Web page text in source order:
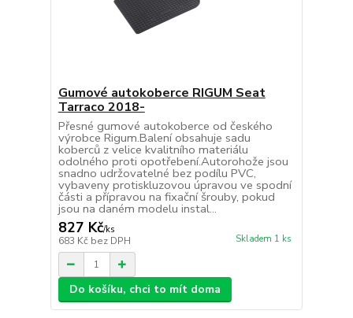
Gumové autokoberce RIGUM Seat
Tarraco 2018-
Přesné gumové autokoberce od českého
výrobce Rigum.Balení obsahuje sadu
koberců z velice kvalitního materiálu
odolného proti opotřebení.Autorohože jsou
snadno udržovatelné bez podílu PVC,
vybaveny protiskluzovou úpravou ve spodní
části a přípravou na fixační šrouby, pokud
jsou na daném modelu instal...
827 Kč/ks
683 Kč bez DPH Skladem 1 ks
Do košíku, chci to mít doma